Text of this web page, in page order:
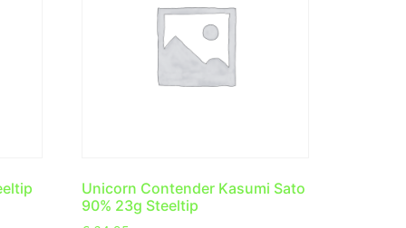
Unicorn Contender Kasumi Sato
90% 23g Steeltip